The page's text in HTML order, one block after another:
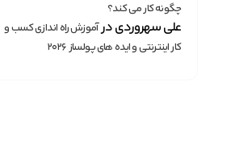
چگونه کار می کند؟
علی سهروردیدرآموزش راه اندازی کسب و
کار اینترنتی و ایده های پولساز ۲۰۲۶